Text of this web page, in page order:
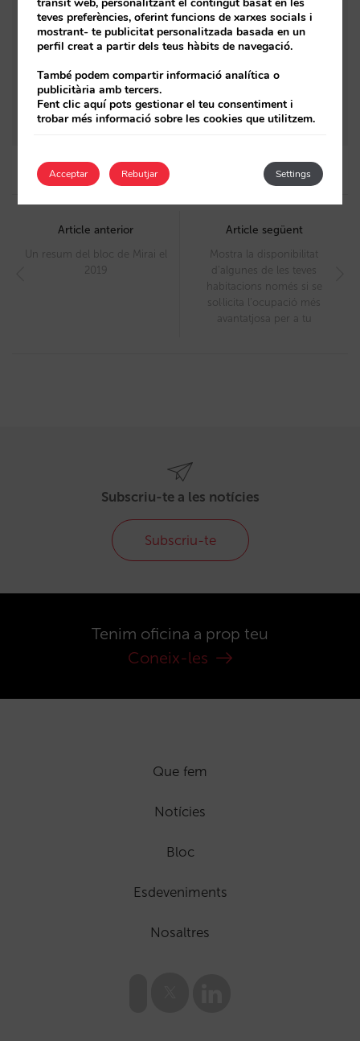
del 2021
Així és la nova pàgina renovada de recerques
per destinació per a cadenes
Tot el que hem desenvolupat el 2020 i el que
ens portem entre mans
Post
navigation
Article anterior
Un resum del bloc de Mirai el
2019
Article següent
Mostra la disponibilitat
d’algunes de les teves
habitacions només si se
sol·licita l’ocupació més
avantatjosa per a tu
Subscriu-te a les notícies
Subscriu-te
Tenim oficina a prop teu
Coneix-les
Que fem
Notícies
Bloc
Esdeveniments
Nosaltres
teves preferències, oferint funcions de xarxes socials i
mostrant- te publicitat personalitzada basada en un
perfil creat a partir dels teus hàbits de navegació.
També podem compartir informació analítica o
publicitària amb tercers.
Fent clic aquí pots gestionar el teu consentiment i
trobar més informació sobre les cookies que utilitzem.
Acceptar Settings
Rebutjar